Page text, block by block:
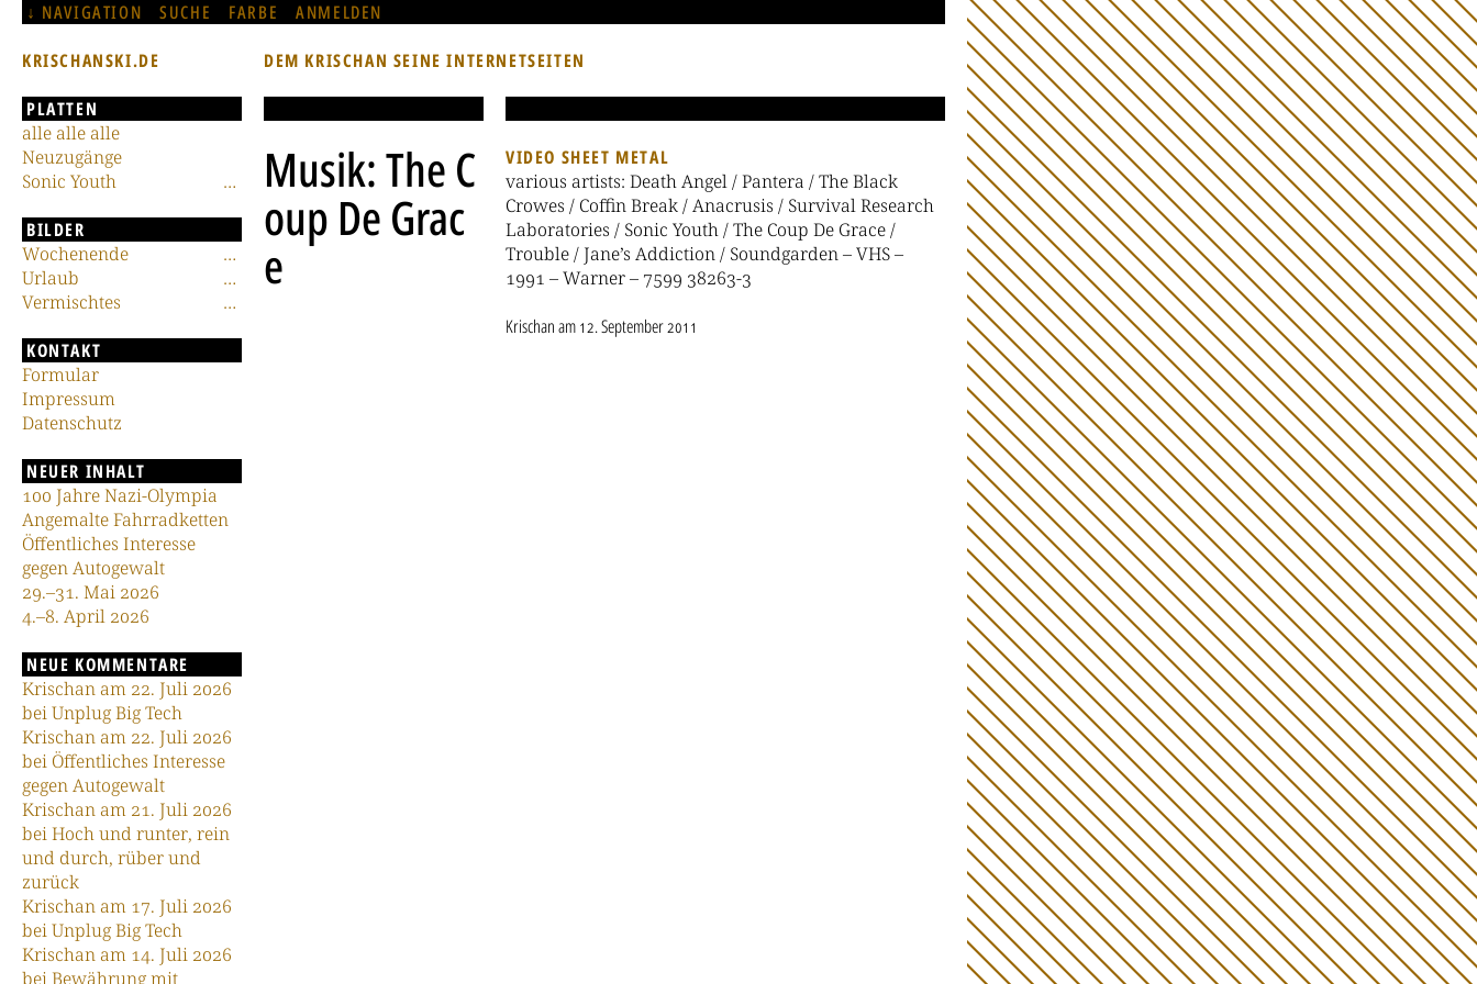
NAVIGATION SUCHE FARBE ANMELDEN
KRISCHANSKI.DE DEM KRISCHAN SEINE INTERNETSEITEN
Musik: The C
oup De Grac
e
VIDEO SHEET METAL
various artists: Death Angel / Pantera / The Black
Crowes / Coffin Break / Anacrusis / Survival Research
Laboratories / Sonic Youth / The Coup De Grace /
Trouble / Jane’s Addiction / Soundgarden – VHS –
1991 – Warner – 7599 38263-3
Krischanam12. September 2011
PLATTEN
alle alle alle
Neuzugänge
Sonic Youth
BILDER
Wochenende
Urlaub
Vermischtes
KONTAKT
Formular
Impressum
Datenschutz
NEUER INHALT
100 Jahre Nazi-Olympia
Angemalte Fahrradketten
Öffentliches Interesse
gegen Autogewalt
29.–31. Mai 2026
4.–8. April 2026
NEUE KOMMENTARE
Krischan am 22. Juli 2026
bei Unplug Big Tech
Krischan am 22. Juli 2026
bei Öffentliches Interesse
gegen Autogewalt
Krischan am 21. Juli 2026
bei Hoch und runter, rein
und durch, rüber und
zurück
Krischan am 17. Juli 2026
bei Unplug Big Tech
Krischan am 14. Juli 2026
bei Bewährung mit